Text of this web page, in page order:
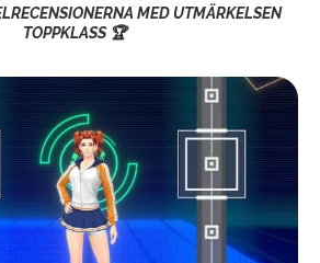
MED UTMÄRKELSEN
TOPPKLASS 🏆